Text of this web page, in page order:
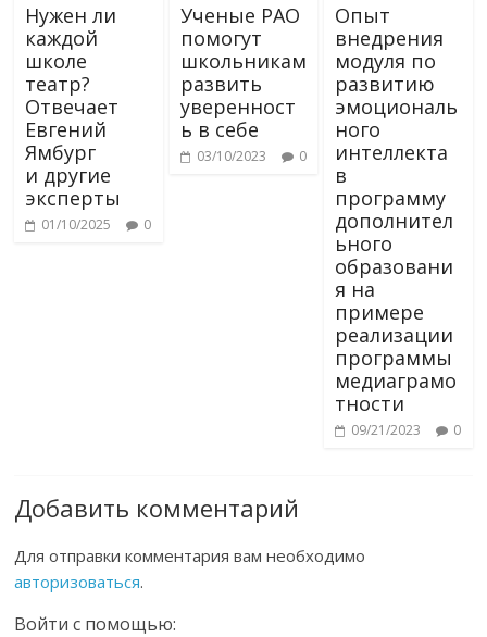
Нужен ли
каждой
школе
театр?
Отвечает
Евгений
Ямбург
и другие
эксперты
01/10/2025 0
Ученые РАО
помогут
школьникам
развить
уверенност
ь в себе
03/10/2023 0
Опыт
внедрения
модуля по
развитию
эмоциональ
ного
интеллекта
в
программу
дополнител
ьного
образовани
я на
примере
реализации
программы
медиаграмо
тности
09/21/2023 0
Добавить комментарий
Для отправки комментария вам необходимо
авторизоваться.
Войти с помощью: